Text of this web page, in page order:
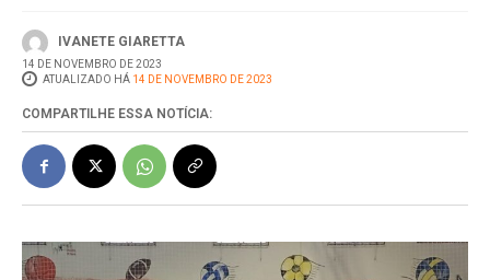
IVANETE GIARETTA
14 DE NOVEMBRO DE 2023
ATUALIZADO HÁ 14 DE NOVEMBRO DE 2023
COMPARTILHE ESSA NOTÍCIA: